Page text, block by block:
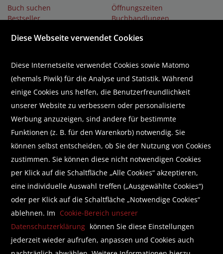
Buch suchen
Bestseller
Literaturlisten
Öffnungszeiten
Buchhandlungen
Karriere
Abonnieren Sie unseren Newsletter
Wir helfen Ihnen beim Finden!
E-Mail:shop@brunnerbuch.at
Telefon:+43 (0) 5578 /75 278
Folgen Sie uns auf Facebook
Diese Webseite verwendet Cookies
Diese Internetseite verwendet Cookies sowie Matomo
(ehemals Piwik) für die Analyse und Statistik. Während
einige Cookies uns helfen, die Benutzerfreundlichkeit
unserer Website zu verbessern oder personalisierte
Werbung anzuzeigen, sind andere für bestimmte
Funktionen (z. B. für den Warenkorb) notwendig. Sie
können selbst entscheiden, ob Sie der Nutzung von Cookies
zustimmen. Sie können diese nicht notwendigen Cookies
per Klick auf die Schaltfläche „Alle Cookies“ akzeptieren,
eine individuelle Auswahl treffen („Ausgewählte Cookies“)
oder per Klick auf die Schaltfläche „Notwendige Cookies“
ablehnen. Im Cookie-Bereich unserer
Datenschutzerklärung können Sie diese Einstellungen
jederzeit wieder aufrufen, anpassen und Cookies auch